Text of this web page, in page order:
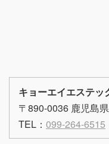
キョーエイエステッ
〒890-0036 鹿児島
TEL： 099-264-6515